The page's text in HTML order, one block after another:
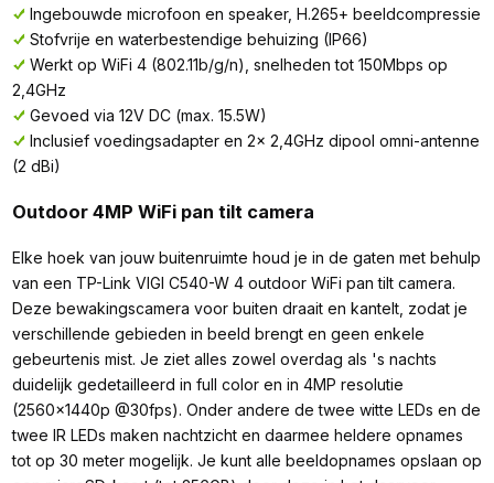
Ingebouwde microfoon en speaker, H.265+ beeldcompressie
Stofvrije en waterbestendige behuizing (IP66)
Werkt op WiFi 4 (802.11b/g/n), snelheden tot 150Mbps op
2,4GHz
Gevoed via 12V DC (max. 15.5W)
Inclusief voedingsadapter en 2x 2,4GHz dipool omni-antenne
(2 dBi)
Outdoor 4MP WiFi pan tilt camera
Elke hoek van jouw buitenruimte houd je in de gaten met behulp
van een TP-Link VIGI C540-W 4 outdoor WiFi pan tilt camera.
Deze bewakingscamera voor buiten draait en kantelt, zodat je
verschillende gebieden in beeld brengt en geen enkele
gebeurtenis mist. Je ziet alles zowel overdag als 's nachts
duidelijk gedetailleerd in full color en in 4MP resolutie
(2560x1440p @30fps). Onder andere de twee witte LEDs en de
twee IR LEDs maken nachtzicht en daarmee heldere opnames
tot op 30 meter mogelijk. Je kunt alle beeldopnames opslaan op